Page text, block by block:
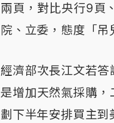
兩頁，對比央行9頁
院、立委，態度「吊
經濟部次長江文若
是增加天然氣採購
劃下半年安排買主到